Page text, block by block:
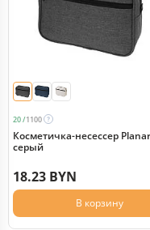
20 /1100
Косметичка-несессер
серый
18.23 BYN
В корзину